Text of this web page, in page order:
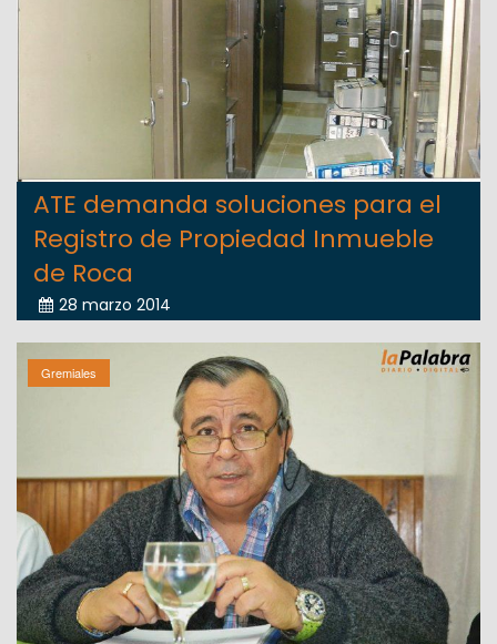
ATE demanda soluciones para el
Registro de Propiedad Inmueble
de Roca
28 marzo 2014
Gremiales